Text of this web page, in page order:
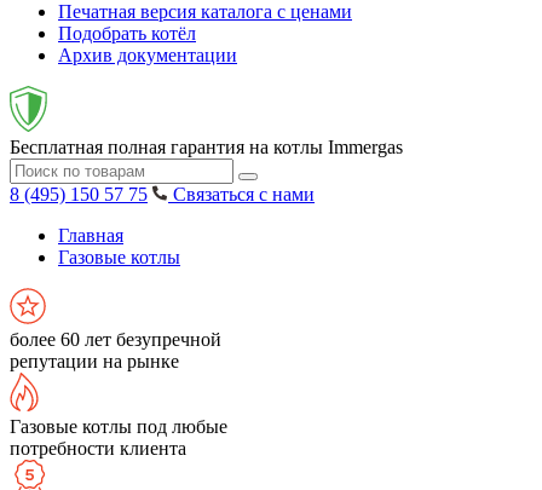
Печатная версия каталога с ценами
Подобрать котёл
Архив документации
Бесплатная полная гарантия на котлы Immergas
8 (495) 150 57 75
Связаться с нами
Главная
Газовые котлы
более 60 лет безупречной
репутации на рынке
Газовые котлы под любые
потребности клиента